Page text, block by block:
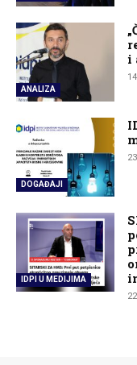
ANALIZA
i
DOGAĐAJI
IDPI U MEDIJIMA